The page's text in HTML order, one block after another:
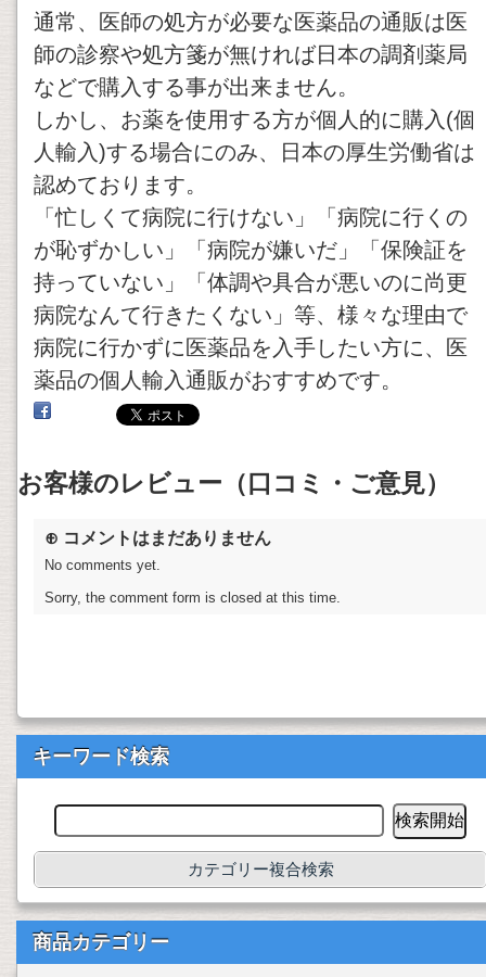
通常、医師の処方が必要な医薬品の通販は医
師の診察や処方箋が無ければ日本の調剤薬局
などで購入する事が出来ません。
しかし、お薬を使用する方が個人的に購入(個
人輸入)する場合にのみ、日本の厚生労働省は
認めております。
「忙しくて病院に行けない」「病院に行くの
が恥ずかしい」「病院が嫌いだ」「保険証を
持っていない」「体調や具合が悪いのに尚更
病院なんて行きたくない」等、様々な理由で
病院に行かずに医薬品を入手したい方に、医
薬品の個人輸入通販がおすすめです。
お客様のレビュー（口コミ・ご意見）
⊕ コメントはまだありません
No comments yet.
Sorry, the comment form is closed at this time.
キーワード検索
カテゴリー複合検索
商品カテゴリー